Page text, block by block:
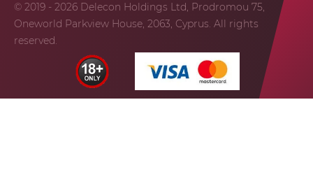
© 2019 - 2026 Delecon Holdings Ltd, Prodromou 75,
Oneworld Parkview House, 2063, Cyprus. All rights
reserved.